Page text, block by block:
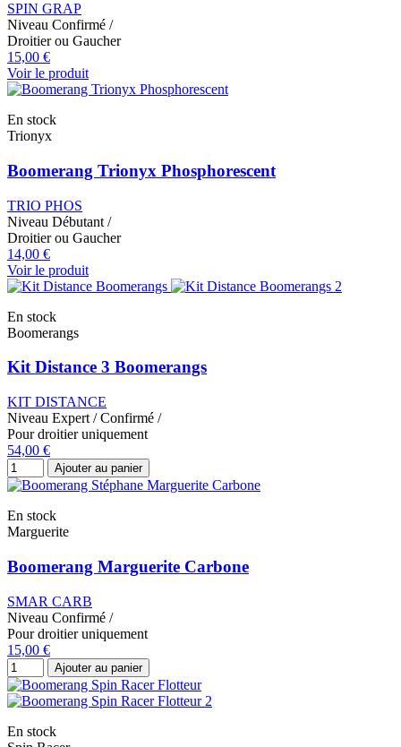
SPIN GRAP
Niveau Confirmé /
Droitier ou Gaucher
15,00 €
Voir le produit
En stock
Trionyx
Boomerang Trionyx Phosphorescent
TRIO PHOS
Niveau Débutant /
Droitier ou Gaucher
14,00 €
Voir le produit
En stock
Boomerangs
Kit Distance 3 Boomerangs
KIT DISTANCE
Niveau Expert /Confirmé /
Pour droitier uniquement
54,00 €
Ajouter au panier
En stock
Marguerite
Boomerang Marguerite Carbone
SMAR CARB
Niveau Confirmé /
Pour droitier uniquement
15,00 €
Ajouter au panier
En stock